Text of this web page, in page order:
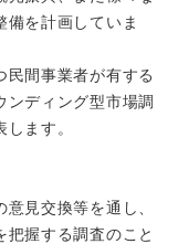
備を計画していま
間事業者が有する
ンディング型市場調
ます。
見交換等を通し、
握する調査のこと